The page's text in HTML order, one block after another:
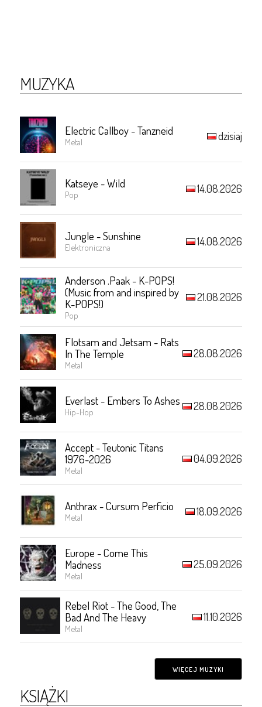
MUZYKA
Electric Callboy - Tanzneid
Metal dzisiaj
Katseye - Wild
Pop 14.08.2026
Jungle - Sunshine
Elektroniczna 14.08.2026
Anderson .Paak - K-POPS!
(Music from and inspired by
K-POPS!)
Pop
21.08.2026
Flotsam and Jetsam - Rats
In The Temple
Metal
28.08.2026
Everlast - Embers To Ashes
Hip-Hop 28.08.2026
Accept - Teutonic Titans
1976-2026
Metal
04.09.2026
Anthrax - Cursum Perficio
Metal 18.09.2026
Europe - Come This
Madness
Metal
25.09.2026
Rebel Riot - The Good, The
Bad And The Heavy
Metal
11.10.2026
WIĘCEJ MUZYKI
KSIĄŻKI